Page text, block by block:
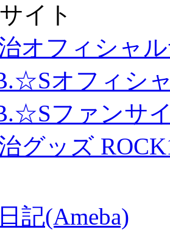
イト
オフィシャ
オフィシ
ファンサイ
グッズ
記(Ameba)